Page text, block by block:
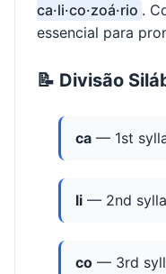
ca·li·co·zoá·rio .
essencial para
📝 Divisão
ca — 1st
li — 2nd
co — 3rd